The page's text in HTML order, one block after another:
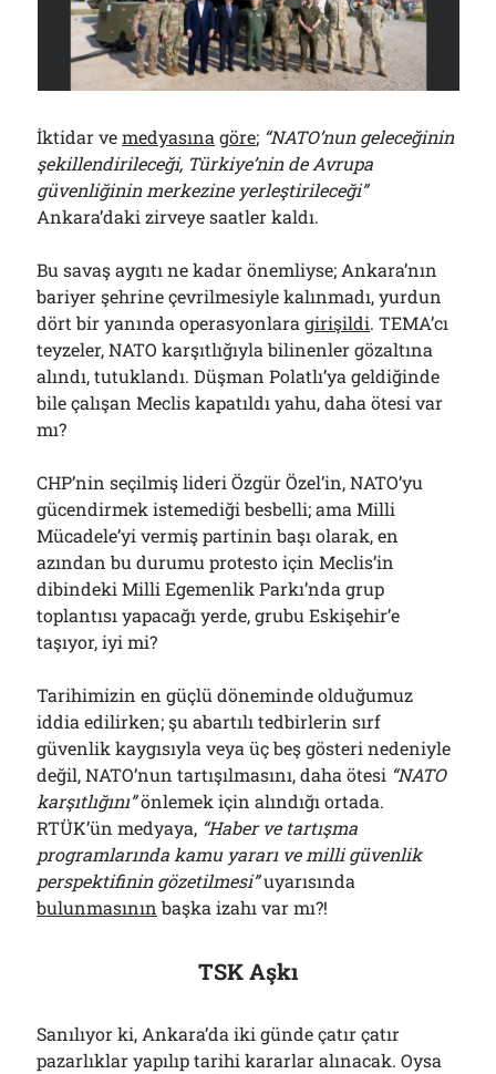
Çağırdı!..
31/07/2026
Arşivler
İktidar vemedyasına göre; “NATO’nun geleceğinin
şekillendirileceği, Türkiye’nin de Avrupa
güvenliğinin merkezine yerleştirileceği”
Ankara’daki zirveye saatler kaldı.
Bu savaş aygıtı ne kadar önemliyse; Ankara’nın
bariyer şehrine çevrilmesiyle kalınmadı, yurdun
dört bir yanında operasyonlaragirişildi. TEMA’cı
teyzeler, NATO karşıtlığıyla bilinenler gözaltına
alındı, tutuklandı. Düşman Polatlı’ya geldiğinde
bile çalışan Meclis kapatıldı yahu, daha ötesi var
mı?
CHP’nin seçilmiş lideri Özgür Özel’in, NATO’yu
gücendirmek istemediği besbelli; ama Milli
Mücadele’yi vermiş partinin başı olarak, en
azından bu durumu protesto için Meclis’in
dibindeki Milli Egemenlik Parkı’nda grup
toplantısı yapacağı yerde, grubu Eskişehir’e
taşıyor, iyi mi?
Tarihimizin en güçlü döneminde olduğumuz
iddia edilirken; şu abartılı tedbirlerin sırf
güvenlik kaygısıyla veya üç beş gösteri nedeniyle
değil, NATO’nun tartışılmasını, daha ötesi “NATO
karşıtlığını”önlemek için alındığı ortada.
RTÜK’ün medyaya, “Haber ve tartışma
programlarında kamu yararı ve milli güvenlik
perspektifinin gözetilmesi”uyarısında
bulunmasının başka izahı var mı?!
TSK Aşkı
Sanılıyor ki, Ankara’da iki günde çatır çatır
pazarlıklar yapılıp tarihi kararlar alınacak. Oysa